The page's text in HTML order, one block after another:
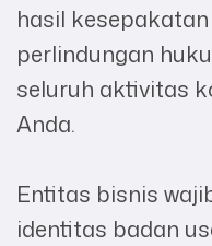
hasil
perlindungan
seluruh aktivitas
Anda.
Entitas bisnis
identitas badan